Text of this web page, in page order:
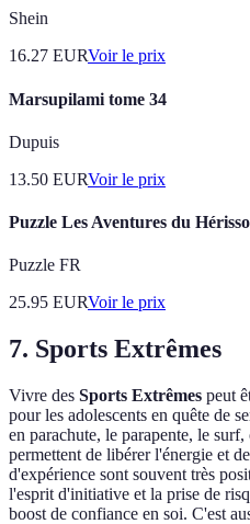
Shein
16.27 EURVoir le prix
Marsupilami tome 34
Dupuis
13.50 EURVoir le prix
Puzzle Les Aventures du
Puzzle FR
25.95 EURVoir le prix
7. Sports Extrêmes
Vivre des Sports Extrêmes peut
pour les adolescents en quête de
en parachute, le parapente, le
permettent de libérer l'énergie et
d'expérience sont souvent très
l'esprit d'initiative et la prise de
boost de confiance en soi. C'est